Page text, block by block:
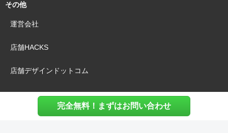
完全無料！まずはお問い合わせ
その他
運営会社
店舗HACKS
店舗デザインドットコム